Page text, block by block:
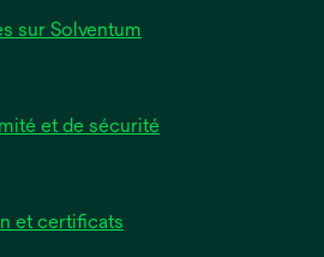
onglet
sur Solventum
et de sécurité
et certificats